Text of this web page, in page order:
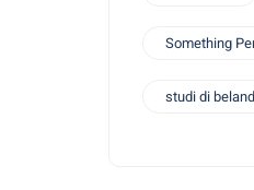
Something
studi di